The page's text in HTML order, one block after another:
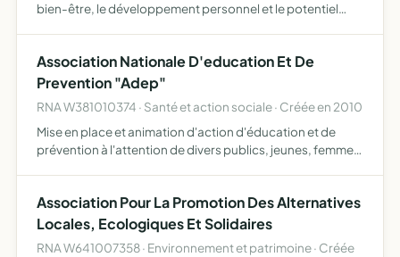
bien-être, le développement personnel et le potentiel
artistiqu…
Association Nationale D'education Et De
Prevention "Adep"
RNA W381010374 · Santé et action sociale · Créée en 2010
Mise en place et animation d'action d'éducation et de
prévention à l'attention de divers publics, jeunes, femmes
Association Pour La Promotion Des Alternatives
Locales, Ecologiques Et Solidaires
RNA W641007358 · Environnement et patrimoine · Créée